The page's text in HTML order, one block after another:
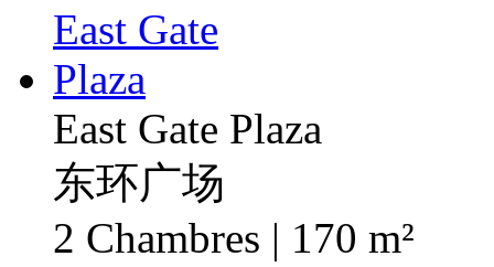
East Gate Plaza
东环广场
2 Chambres | 170 m²